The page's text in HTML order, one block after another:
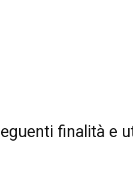
finalità e